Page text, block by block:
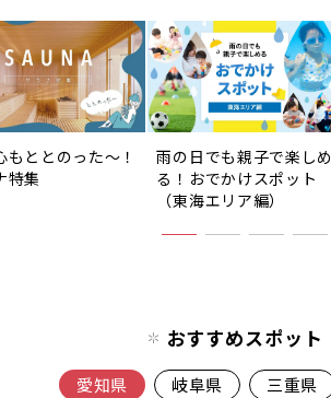
もととのった〜！
特集
雨の日でも親子で楽しめ
る！おでかけスポット
（東海エリア編）
おすすめスポット
愛知県 岐阜県 三重県